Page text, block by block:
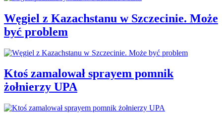
Węgiel z Kazachstanu w Szczecinie. Może
być problem
Ktoś zamalował sprayem pomnik
żołnierzy UPA